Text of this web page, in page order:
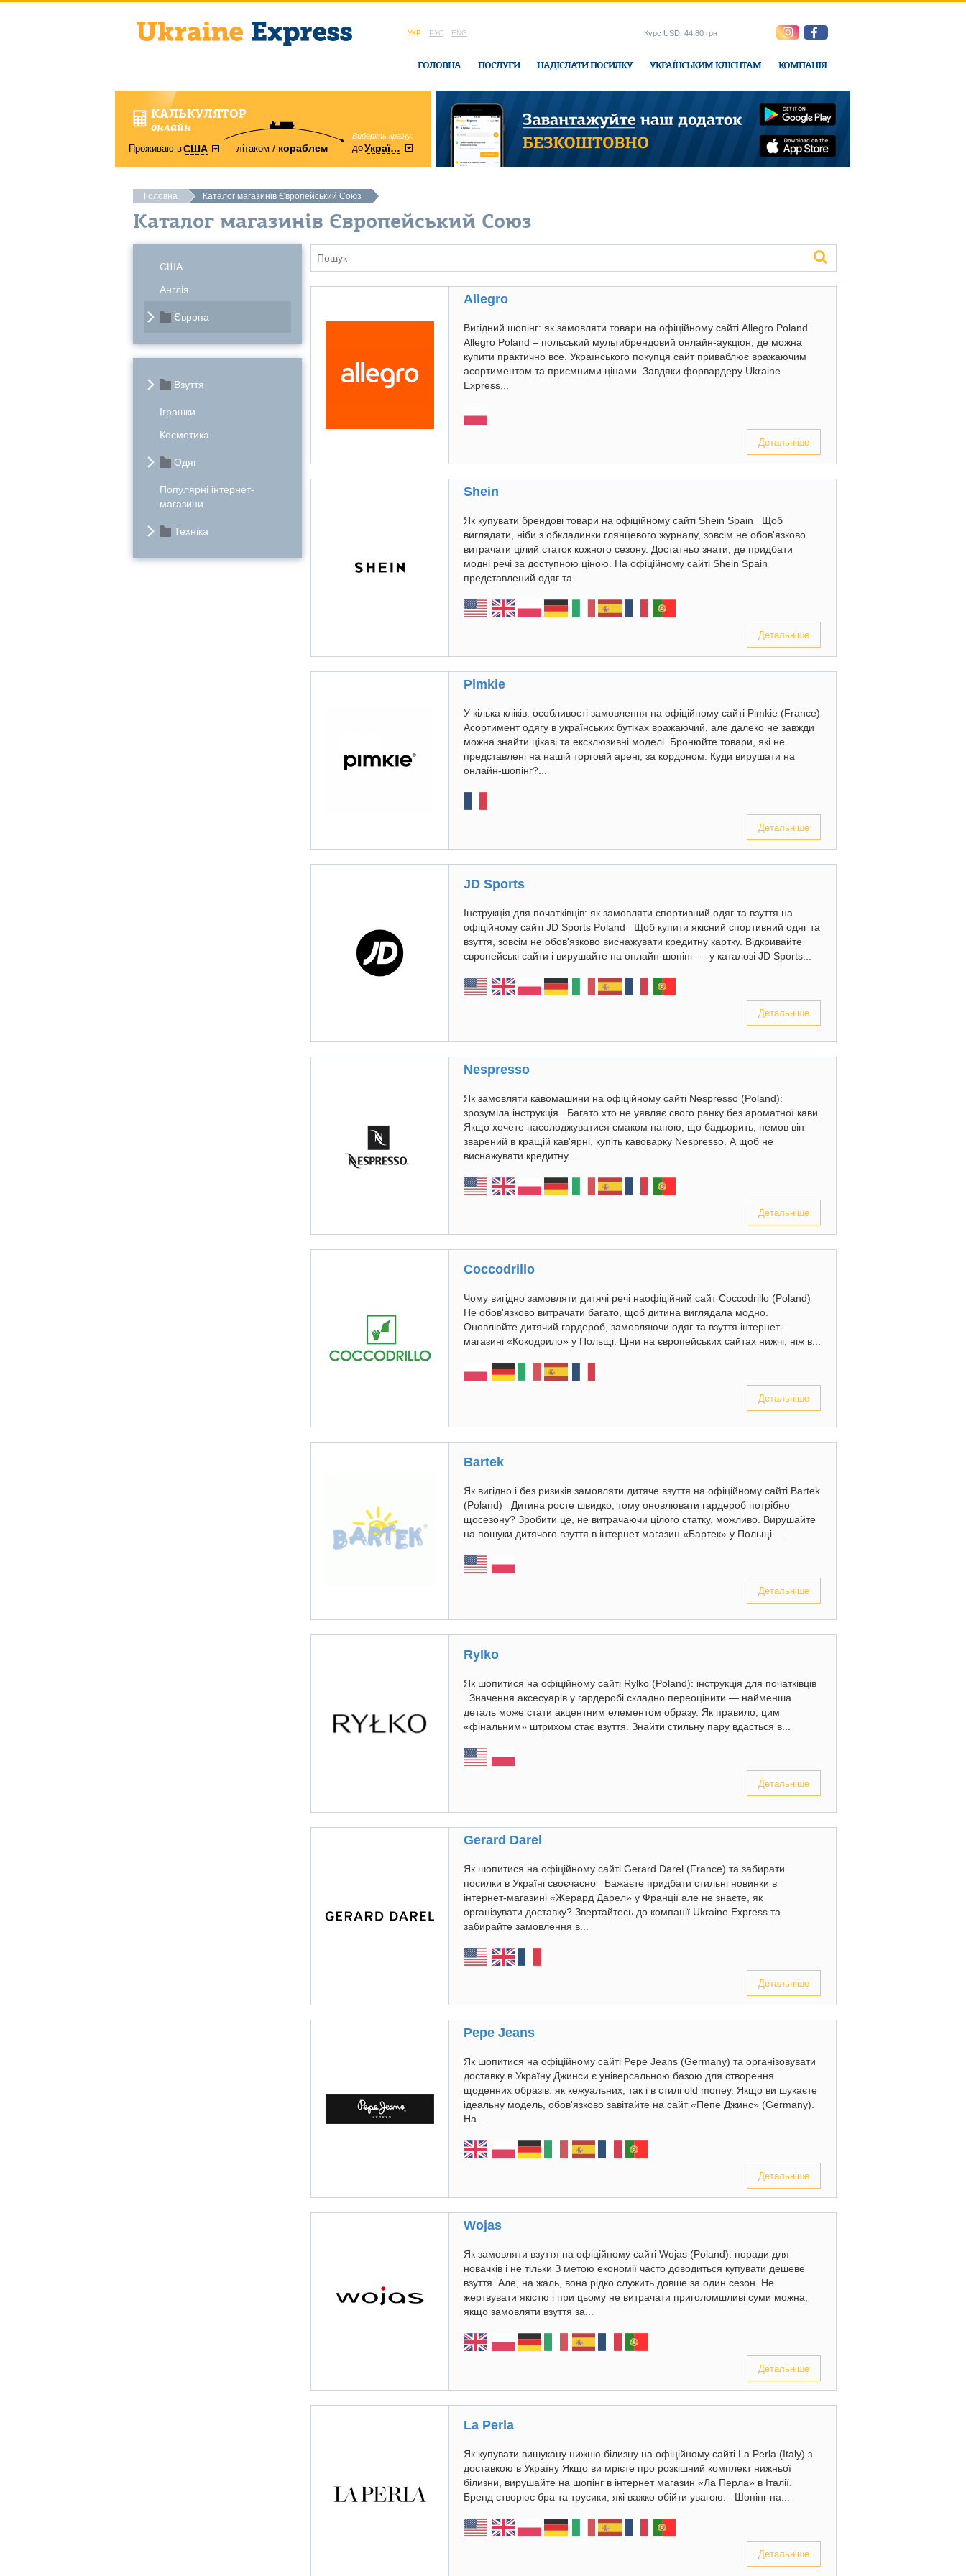
УКР РУС ENG
ГОЛОВНА ПОСЛУГИ НАДІСЛАТИ ПОСИЛКУ УКРАЇНСЬКИМ КЛІЄНТАМ КОМПАНІЯ
Курс USD: 44.80 грн
КАЛЬКУЛЯТОР
онлайн
Проживаю вСША літаком кораблем
Виберіть країну:
доУкраїни
область:
Вінницька в офісі Ukraine-Express
Головна Каталог магазинів Європейський Союз
Каталог магазинів Європейський Союз
США
Англія
Європа
Взуття
Іграшки
Косметика
Одяг
Популярні інтернет-
магазини
Техніка
Allegro
Вигідний шопінг: як замовляти товари на офіційному сайті Allegro Poland
Allegro Poland – польський мультибрендовий онлайн-аукціон, де можна
купити практично все. Українського покупця сайт приваблює вражаючим
асортиментом та приємними цінами. Завдяки форвардеру Ukraine
Express...
Детальніше
Shein
Як купувати брендові товари на офіційному сайті Shein Spain Щоб
виглядати, ніби з обкладинки глянцевого журналу, зовсім не обов'язково
витрачати цілий статок кожного сезону. Достатньо знати, де придбати
модні речі за доступною ціною. На офіційному сайті Shein Spain
представлений одяг та...
Детальніше
Pimkie
У кілька кліків: особливості замовлення на офіційному сайті Pimkie (France)
Асортимент одягу в українських бутіках вражаючий, але далеко не завжди
можна знайти цікаві та ексклюзивні моделі. Бронюйте товари, які не
представлені на нашій торговій арені, за кордоном. Куди вирушати на
онлайн-шопінг?...
Детальніше
JD Sports
Інструкція для початківців: як замовляти спортивний одяг та взуття на
офіційному сайті JD Sports Poland Щоб купити якісний спортивний одяг та
взуття, зовсім не обов'язково виснажувати кредитну картку. Відкривайте
європейські сайти і вирушайте на онлайн-шопінг — у каталозі JD Sports...
Детальніше
Nespresso
Як замовляти кавомашини на офіційному сайті Nespresso (Poland):
зрозуміла інструкція Багато хто не уявляє свого ранку без ароматної кави.
Якщо хочете насолоджуватися смаком напою, що бадьорить, немов він
зварений в кращій кав'ярні, купіть кавоварку Nespresso. А щоб не
виснажувати кредитну...
Детальніше
Coccodrillo
Чому вигідно замовляти дитячі речі наофіційний сайт Coccodrillo (Poland)
Не обов'язково витрачати багато, щоб дитина виглядала модно.
Оновлюйте дитячий гардероб, замовляючи одяг та взуття інтернет-
магазині «Кокодрило» у Польщі. Ціни на європейських сайтах нижчі, ніж в...
Детальніше
Bartek
Як вигідно і без ризиків замовляти дитяче взуття на офіційному сайті Bartek
(Poland) Дитина росте швидко, тому оновлювати гардероб потрібно
щосезону? Зробити це, не витрачаючи цілого статку, можливо. Вирушайте
на пошуки дитячого взуття в інтернет магазин «Бартек» у Польщі....
Детальніше
Rylko
Як шопитися на офіційному сайті Rylko (Poland): інструкція для початківців
Значення аксесуарів у гардеробі складно переоцінити — найменша
деталь може стати акцентним елементом образу. Як правило, цим
«фінальним» штрихом стає взуття. Знайти стильну пару вдасться в...
Детальніше
Gerard Darel
Як шопитися на офіційному сайті Gerard Darel (France) та забирати
посилки в Україні своєчасно Бажаєте придбати стильні новинки в
інтернет-магазині «Жерард Дарел» у Франції але не знаєте, як
організувати доставку? Звертайтесь до компанії Ukraine Express та
забирайте замовлення в...
Детальніше
Pepe Jeans
Як шопитися на офіційному сайті Pepe Jeans (Germany) та організовувати
доставку в Україну Джинси є універсальною базою для створення
щоденних образів: як кежуальних, так і в стилі old money. Якщо ви шукаєте
ідеальну модель, обов'язково завітайте на сайт «Пепе Джинс» (Germany).
На...
Детальніше
Wojas
Як замовляти взуття на офіційному сайті Wojas (Poland): поради для
новачків і не тільки З метою економії часто доводиться купувати дешеве
взуття. Але, на жаль, вона рідко служить довше за один сезон. Не
жертвувати якістю і при цьому не витрачати приголомшливі суми можна,
якщо замовляти взуття за...
Детальніше
La Perla
Як купувати вишукану нижню білизну на офіційному сайті La Perla (Italy) з
доставкою в Україну Якщо ви мрієте про розкішний комплект нижньої
білизни, вирушайте на шопінг в інтернет магазин «Ла Перла» в Італії.
Бренд створює бра та трусики, які важко обійти увагою. Шопінг на...
Детальніше